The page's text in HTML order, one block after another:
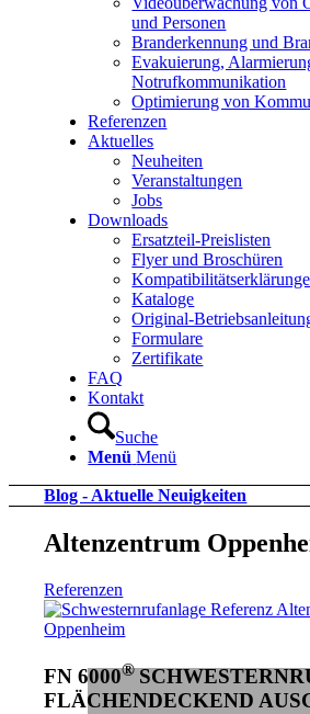
und Personen
Branderkennung und
Evakuierung,
Notrufkommunikation
Optimierung von
Referenzen
Aktuelles
Neuheiten
Veranstaltungen
Jobs
Downloads
Ersatzteil-Preislisten
Flyer und Broschüren
Kataloge
Original-
Formulare
Zertifikate
FAQ
Kontakt
Suche
Menü Menü
Blog - Aktuelle Neuigkeiten
Altenzentrum
Referenzen
FN 6000®
FLÄCHENDECKEND